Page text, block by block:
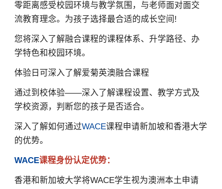
零距离感受校园环境与教学氛围，与老师面对面交
流教育理念。为孩子选择最合适的成长空间!
您将深入了解融合课程的课程体系、升学路径、办
学特色和校园环境。
体验日可深入了解爱菊英澳融合课程
通过到校体验——深入了解课程设置、教学方式及
学校资源，判断您的孩子是否适合。
深入了解如何通过WACE课程申请新加坡和香港大学
的优势。
WACE课程身份认定优势：
香港和新加坡大学将WACE学生视为澳洲本土申请